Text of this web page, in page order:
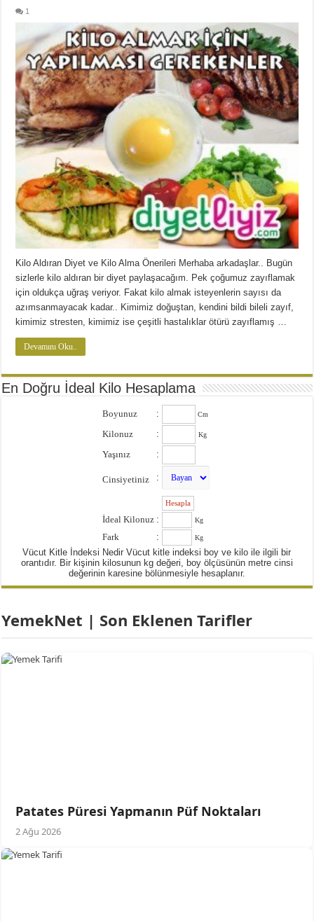
1
Kilo Aldıran Diyet ve Kilo Alma Önerileri Merhaba arkadaşlar.. Bugün
sizlerle kilo aldıran bir diyet paylaşacağım. Pek çoğumuz zayıflamak
için oldukça uğraş veriyor. Fakat kilo almak isteyenlerin sayısı da
azımsanmayacak kadar.. Kimimiz doğuştan, kendini bildi bileli zayıf,
kimimiz stresten, kimimiz ise çeşitli hastalıklar ötürü zayıflamış …
Devamını Oku..
En Doğru İdeal Kilo Hesaplama
Boyunuz : Cm
Kilonuz : Kg
Yaşınız :
Cinsiyetiniz :
İdeal Kilonuz : Kg
Fark : Kg
Vücut Kitle İndeksi Nedir Vücut kitle indeksi boy ve kilo ile ilgili bir
orantıdır. Bir kişinin kilosunun kg değeri, boy ölçüsünün metre cinsi
değerinin karesine bölünmesiyle hesaplanır.
YemekNet | Son Eklenen Tarifler
Patates Püresi Yapmanın Püf Noktaları
2 Ağu 2026